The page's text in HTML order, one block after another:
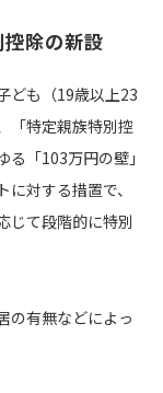
除の新設
ども（19歳以上23
「特定親族特別控
「103万円の壁」
対する措置で、
じて段階的に特別
の有無などによっ